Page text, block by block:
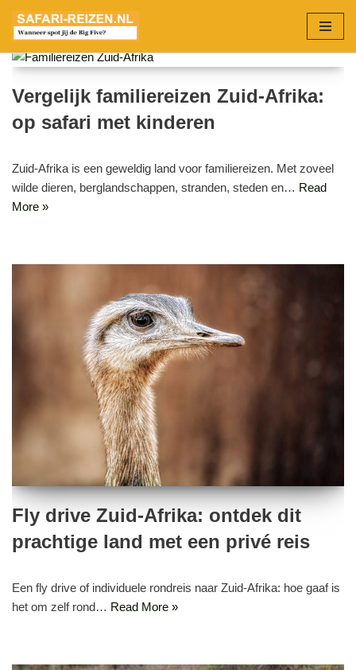
Ga
naar
inhoud
Vergelijk familiereizen Zuid-Afrika:
op safari met kinderen
Zuid-Afrika is een geweldig land voor familiereizen. Met zoveel
wilde dieren, berglandschappen, stranden, steden en… Read
More »
Fly drive Zuid-Afrika: ontdek dit
prachtige land met een privé reis
Een fly drive of individuele rondreis naar Zuid-Afrika: hoe gaaf is
het om zelf rond… Read More »